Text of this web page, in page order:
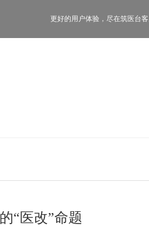
更好的用户体验， 尽在筑医台
“医改”命题